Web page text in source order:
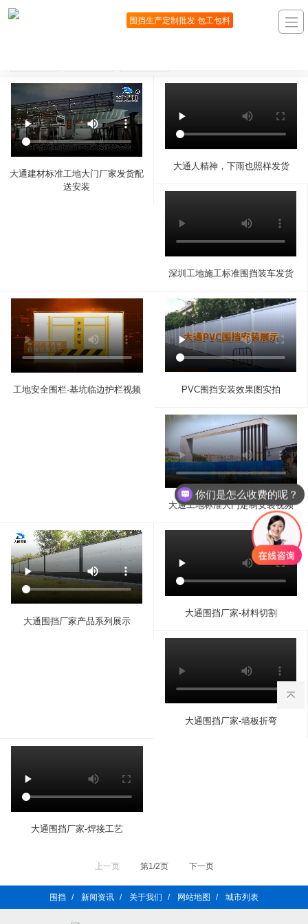
围挡生产定制批发 包工包料
大通建材标准工地大门厂家发货配
送安装
大通人精神，下雨也照样发货
深圳工地施工标准围挡装车发货
工地安全围栏-基坑临边护栏视频 PVC围挡安装效果图实拍
大通工地标准大门定制安装视频
大通围挡厂家产品系列展示
大通围挡厂家-材料切割
大通围挡厂家-墙板折弯
大通围挡厂家-焊接工艺
上一页 第1/2页 下一页
围挡 / 新闻资讯 / 关于我们 / 网站地图 / 城市列表
你们是怎么收费的呢？